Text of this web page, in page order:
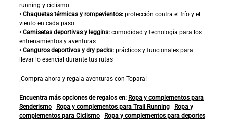
running y ciclismo
• Chaquetas térmicas y rompevientos: protección contra el frío y el
viento en cada paso
• Camisetas deportivas y leggins: comodidad y tecnología para los
entrenamientos y aventuras
• Canguros deportivos y dry packs: prácticos y funcionales para
llevar lo esencial durante tus rutas
¡Compra ahora y regala aventuras con Topara!
Encuentra más opciones de regalos en: Ropa y complementos para
Senderismo | Ropa y complementos para Trail Running | Ropa y
complementos para Ciclismo | Ropa y complementos para deportes